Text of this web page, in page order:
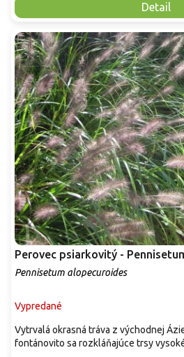
Detail
Perovec psiarkovitý -
Pennisetum alopecuroides
Vypredané
Vytrvalá okrasná tráva z východnej
fontánovito sa rozkláňajúce trsy